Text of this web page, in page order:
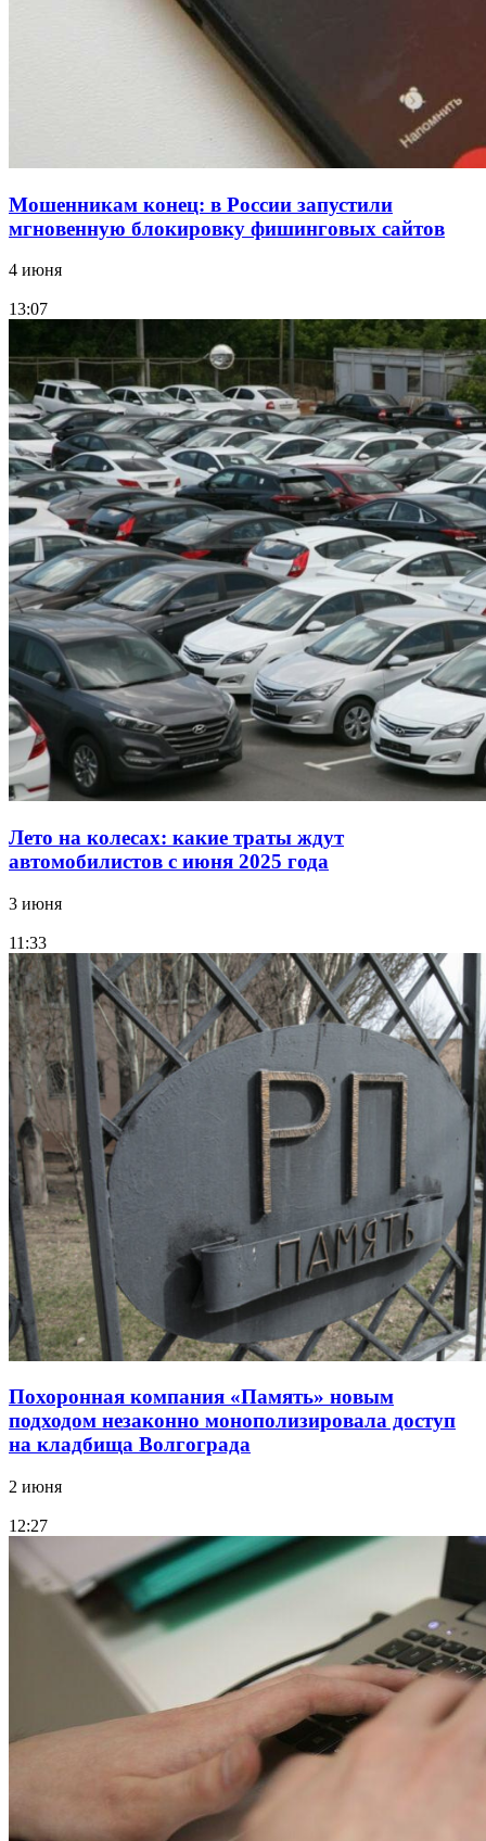
заключены контракты на 3,6 млн долларов
Мошенникам конец: в России запустили
мгновенную блокировку фишинговых сайтов
4 июня
13:07
Лето на колесах: какие траты ждут
автомобилистов с июня 2025 года
3 июня
11:33
Похоронная компания «Память» новым
подходом незаконно монополизировала доступ
на кладбища Волгограда
2 июня
12:27